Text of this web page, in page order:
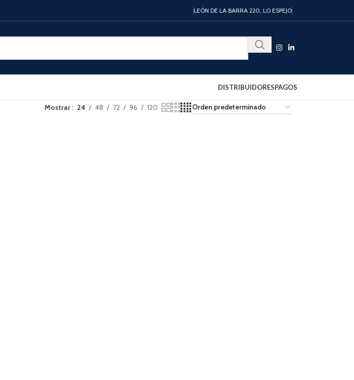
LEÓN DE LA BARRA 220, LO ESPEJO
DISTRIBUIDORESPAGOS
Mostrar 24 48 72 96 120